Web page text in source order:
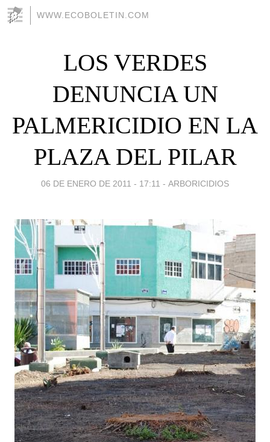
WWW.ECOBOLETIN.COM
LOS VERDES
DENUNCIA UN
PALMERICIDIO EN LA
PLAZA DEL PILAR
06 DE ENERO DE 2011 - 17:11 - ARBORICIDIOS